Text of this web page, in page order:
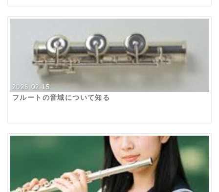
2026.02.15
フルートの音域について知る